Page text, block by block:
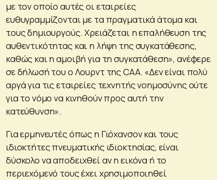
με τον οποίο αυτές οι εταιρείες
ευθυγραμμίζονται με τα πραγματικά άτομα και
τους δημιουργούς. Χρειάζεται η επαλήθευση της
αυθεντικότητας και η λήψη της συγκατάθεσης,
καθώς και η αμοιβή για τη συγκατάθεση», ανέφερε
σε δήλωσή του ο Λουρντ της CAA. «Δεν είναι πολύ
αργά για τις εταιρείες τεχνητής νοημοσύνης ούτε
για το νόμο να κινηθούν προς αυτή την
κατεύθυνση».
Για ερμηνευτές όπως η Γιόχανσον και τους
ιδιοκτήτες πνευματικής ιδιοκτησίας, είναι
δύσκολο να αποδειχθεί αν η εικόνα ή το
περιεχόμενό τους έχει χρησιμοποιηθεί